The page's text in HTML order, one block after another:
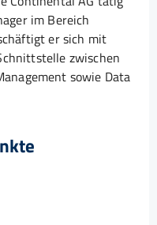
im Bereich
er sich mit
zwischen
sowie Data